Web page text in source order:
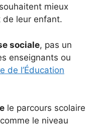
mieux
de leur enfant.
sociale, pas un
enseignants ou
de l’Éducation
le parcours scolaire
le niveau